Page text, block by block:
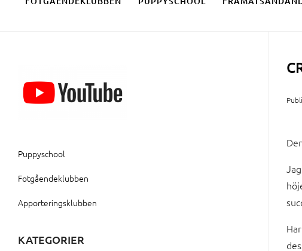
Puppyschool
Fotgåendeklubben
Apporteringsklubben
KATEGORIER